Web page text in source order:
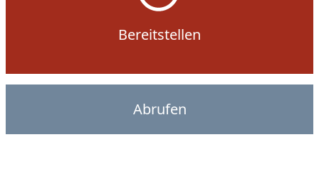
Bereitstellen
Abrufen